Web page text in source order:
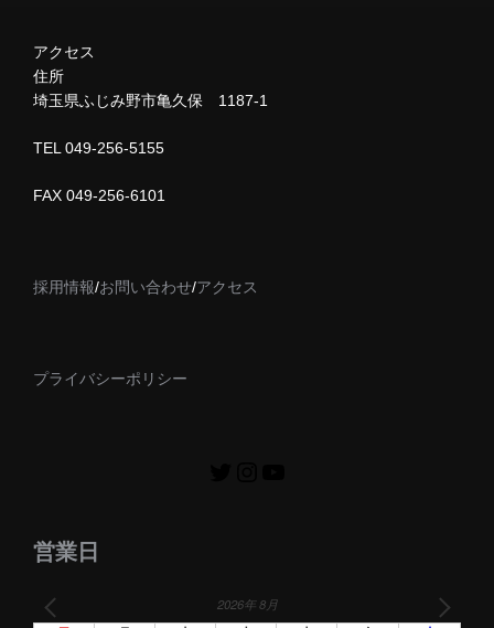
アクセス
住所
埼玉県ふじみ野市亀久保 1187-1
TEL 049-256-5155
FAX 049-256-6101
採用情報/お問い合わせ/アクセス
プライバシーポリシー
営業日
2026年 8月